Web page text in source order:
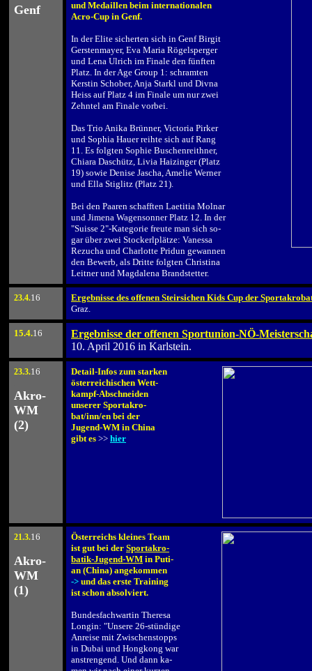
Genf
und Medaillen beim internationalen
Acro-Cup in Genf.
In der Elite sicherten sich in Genf Birgit
Gerstenmayer, Eva Maria Rögelsperger
und Lena Ulrich im Finale den fünften
Platz. In der Age Group 1: schramten
Kerstin Schober, Anja Starkl und Divna
Heiss auf Platz 4 im Finale um nur zwei
Zehntel am Finale vorbei.
Das Trio Anika Brünner, Victoria Pirker
und Sophia Hauer reihte sich auf Rang
11. Es folgten Sophie Buschenreithner,
Chiara Daschütz, Livia Haizinger (Platz
19) sowie Denise Jascha, Amelie Werner
und Ella Stiglitz (Platz 21).
Bei den Paaren schafften Laetitia Molnar
und Jimena Wagensonner Platz 12. In der
"Suisse 2"-Kategorie freute man sich so-
gar über zwei Stockerlplätze: Vanessa
Rezucha und Charlotte Pridun gewannen
den Bewerb, als Dritte folgten Christina
Leitner und Magdalena Brandstetter.
23.4.16
Ergebnisse des offenen Steirsichen Kids Cup der
Graz.
15.4.16
Ergebnisse der offenen Sportunion-NÖ-
10. April 2016 in Karlstein.
23.3.16
Akro-
WM
(2)
Detail-Infos zum starken
österreichischen Wett-
kampf-Abschneiden
unserer Sportakro-
bat/inn/en bei der
Jugend-WM in China
gibt es >> hier
21.3.16
Akro-
WM
(1)
Österreichs kleines Team
ist gut bei der Sportakro-
batik-Jugend-WM in Puti-
an (China) angekommen
-> und das erste Training
ist schon absolviert.
Bundesfachwartin Theresa
Longin: "Unsere 26-stündige
Anreise mit Zwischenstopps
in Dubai und Hongkong war
anstrengend. Und dann ka-